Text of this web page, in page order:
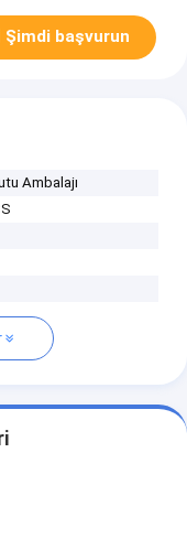
Şimdi başvurun
Ambalajı